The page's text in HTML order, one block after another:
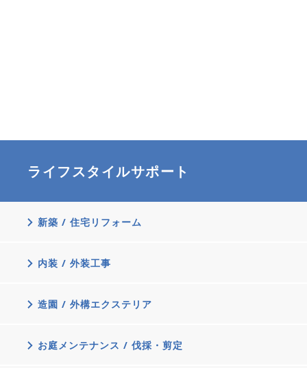
ライフスタイルサポート
新築 / 住宅リフォーム
内装 / 外装工事
造園 / 外構エクステリア
お庭メンテナンス / 伐採・剪定